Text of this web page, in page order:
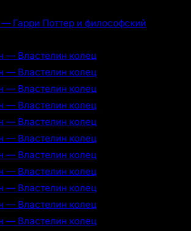
Гарри Поттер и философский
— Властелин колец
— Властелин колец
— Властелин колец
— Властелин колец
— Властелин колец
— Властелин колец
— Властелин колец
— Властелин колец
— Властелин колец
— Властелин колец
— Властелин колец